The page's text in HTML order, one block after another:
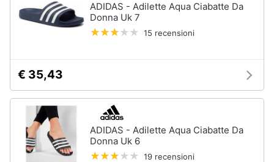
ADIDAS - Adilette Aqua Ciabatte Da
Donna Uk 7
15 recensioni
€ 35,43
ADIDAS - Adilette Aqua Ciabatte Da
Donna Uk 6
19 recensioni